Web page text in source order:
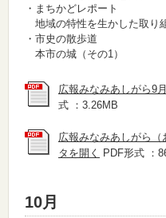
・まちかどレポート
地域の特性を生かした取り
・市史の散歩道
本市の城（その1）
広報みなみあしがら9
式 ：3.26MB
広報みなみあしがら
タを開く
PDF形式 ：
10月